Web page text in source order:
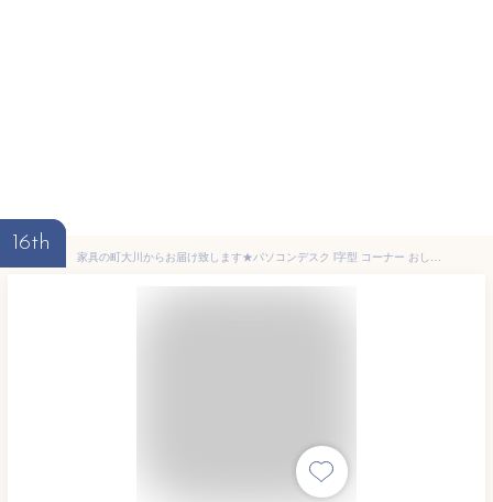
16th
家具の町大川からお届け致します★パソコンデスク l字型 コーナー おしゃれ デスク 机 コーナーデスク テレワーク 在宅勤務 ゲーミングデスク 学習机 勉強机 大人 書斎机 収納 ラック付き 北欧 シンプル ディスプレイ棚付き L字デスク 120cm幅 フォーカス デスク単体